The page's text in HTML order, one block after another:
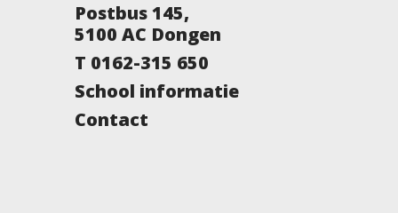
Postbus 145,
5100 AC Dongen
T 0162-315 650
School informatie
Contact